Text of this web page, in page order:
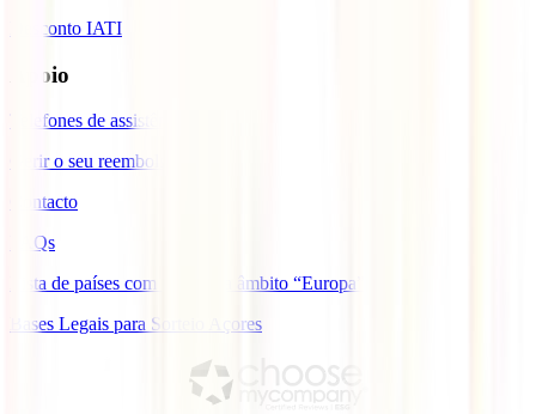
Desconto IATI
Apoio
Telefones de assistência
Gerir o seu reembolso
Contacto
FAQs
Lista de países com cobertura âmbito “Europa”
Bases Legais para Sorteio Açores